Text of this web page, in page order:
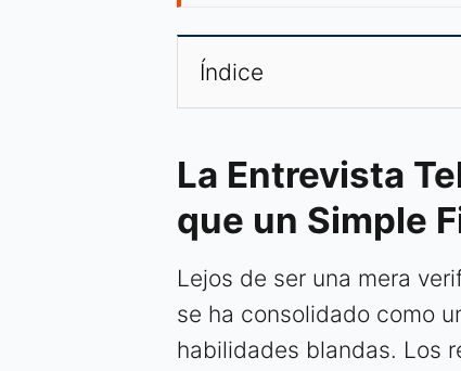
Índice
La Entrevista
que un Simple
Lejos de ser una mera
se ha consolidado como
habilidades blandas. Los